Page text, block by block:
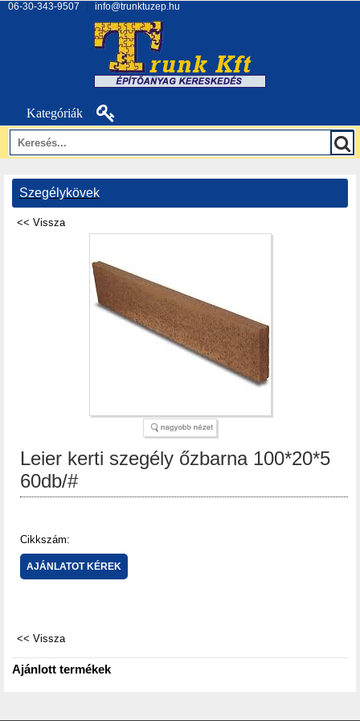
06-30-343-9507 info@trunktuzep.hu
Kategóriák
Szegélykövek
Leier kerti szegély őzbarna 100*20*5
60db/#
Cikkszám:
Ajánlott termékek